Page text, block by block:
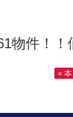
物件！！
« 本